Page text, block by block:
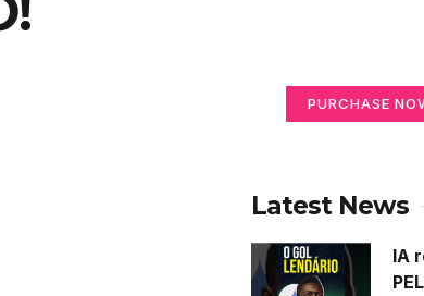
PURCHASE
Latest News
IA